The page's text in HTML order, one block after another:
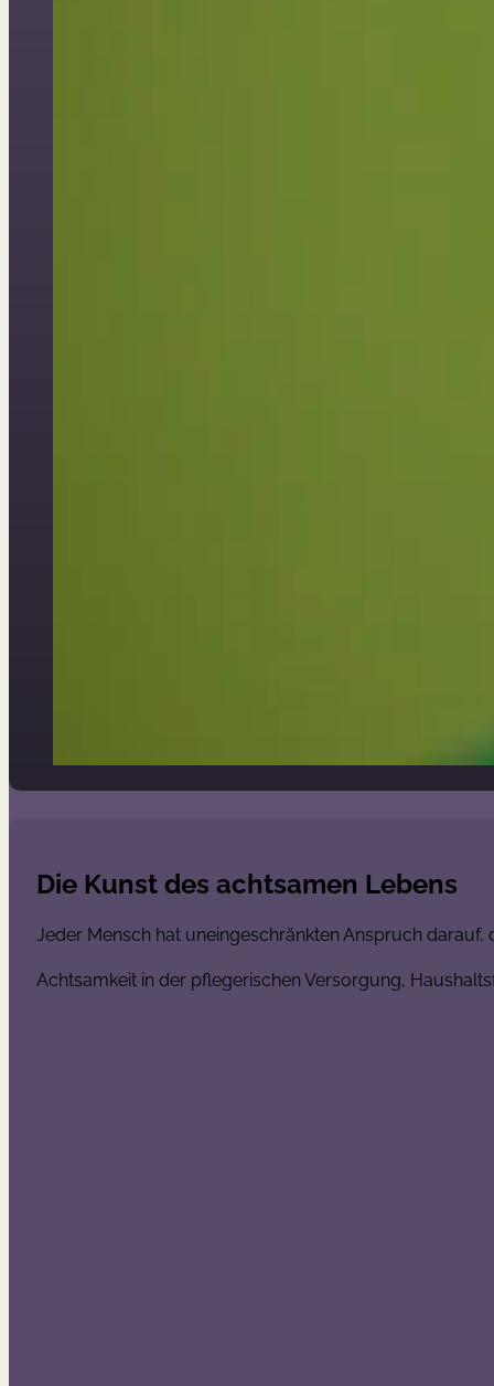
Die Kunst des achtsamen Lebens
Jeder Mensch hat uneingeschränkten Anspruch
Achtsamkeit in der pflegerischen Versorgung,